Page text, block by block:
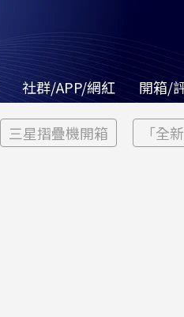
社群/APP/網紅 開箱/
三星摺疊機開箱 「全